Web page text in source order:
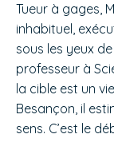
Tueur à gages,
inhabituel,
sous les yeux
professeur à
la cible est un
Besançon, il
sens. C’est le